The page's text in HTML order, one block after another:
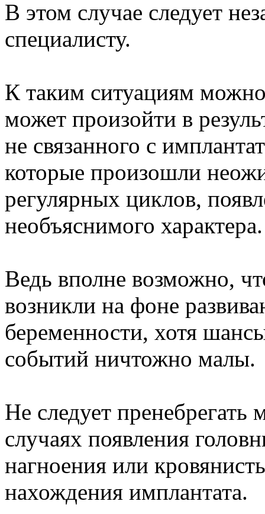
В этом случае следует
специалисту.
К таким ситуациям
может произойти в
не связанного с
которые произошли
регулярных циклов,
необъяснимого характера.
Ведь вполне возможно,
возникли на фоне
беременности, хотя
событий ничтожно малы.
Не следует пренебрегать
случаях появления
нагноения или
нахождения имплантата.